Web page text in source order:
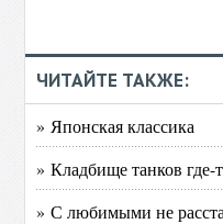
ЧИТАЙТЕ ТАКЖЕ:
» Японская классика
» Кладбище танков где-
» С любимыми не